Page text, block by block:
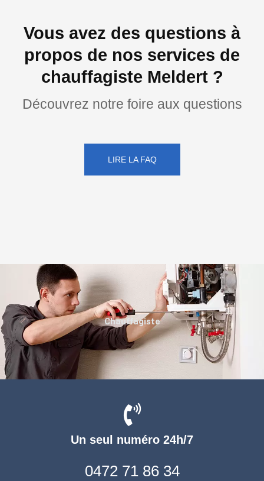
Vous avez des questions à
propos de nos services de
chauffagiste Meldert ?
Découvrez notre foire aux questions
LIRE LA FAQ
Un seul numéro 24h/7
0472 71 86 34
Chauffagiste